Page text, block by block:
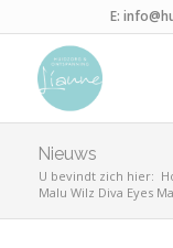
E:
Nieuws
U bevindt zich hier:
Malu Wilz Diva Eyes